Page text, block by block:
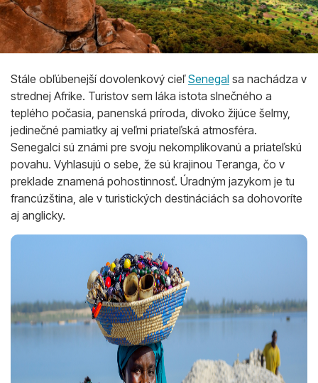
Stále obľúbenejší dovolenkový cieľSenegal sa nachádza v
strednej Afrike. Turistov sem láka istota slnečného a
teplého počasia, panenská príroda, divoko žijúce šelmy,
jedinečné pamiatky aj veľmi priateľská atmosféra.
Senegalci sú známi pre svoju nekomplikovanú a priateľskú
povahu. Vyhlasujú o sebe, že sú krajinou Teranga, čo v
preklade znamená pohostinnosť. Úradným jazykom je tu
francúzština, ale v turistických destináciách sa dohovoríte
aj anglicky.